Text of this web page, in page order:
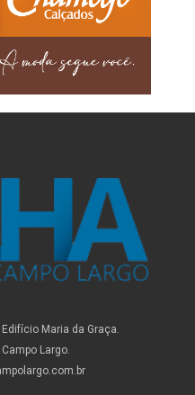
Maria da Graça.
Largo.